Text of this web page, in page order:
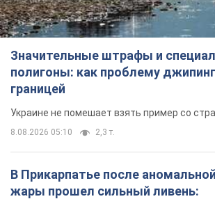
Значительные штрафы и
полигоны: как проблему
границей
Украине не помешает взять пример со
8.08.2026 05:10 2,3 т.
В Прикарпатье после аномальной
жары прошел сильный ливень: